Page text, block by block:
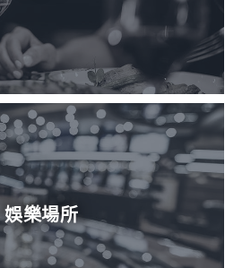
娛樂場所